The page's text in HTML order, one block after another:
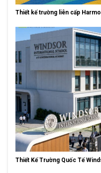
Thiết kế trường liên cấp
Thiết Kế Trường Quốc Tế